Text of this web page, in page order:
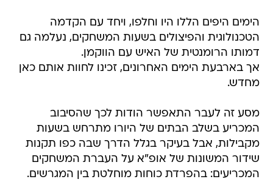
הימים היפים הללו היו וחלפו, ויחד עם הקדמה
הטכנולוגית והפיצולים בשעות המשחקים, נעלמה גם
דמותו הרומנטית של האיש עם הווקמן.
אך בארבעת הימים האחרונים, זכינו לחוות אותם כאן
מחדש.
מסע זה לעבר התאפשר הודות לכך שהסיבוב
המכריע בשלב הבתים של היורו מתרחש בשעות
מקבילות, אבל בעיקר בגלל הדרך שבה כפו תקנות
שידור המשונות של אופ"א על העברת המשחקים
המכריעים: בהפרדת כוחות מוחלטת בין המגרשים.